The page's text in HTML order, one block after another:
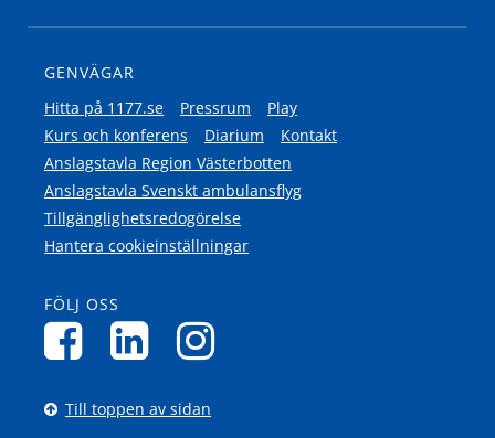
GENVÄGAR
Hitta på 1177.se
Pressrum
Play
Kurs och konferens
Diarium
Kontakt
Anslagstavla Region Västerbotten
Anslagstavla Svenskt ambulansflyg
Tillgänglighetsredogörelse
Hantera cookieinställningar
FÖLJ OSS
Till toppen av sidan